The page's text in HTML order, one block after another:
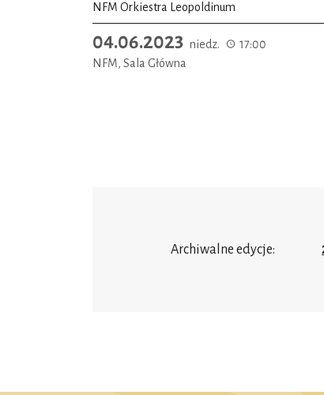
NFM Orkiestra Leopoldinum
04.06.2023 niedz.
17:00
NFM, Sala Główna
Archiwalne edycje: